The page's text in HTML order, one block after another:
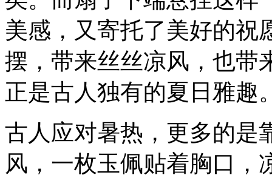
美感，又寄托了美好的祝
摆，带来丝丝凉风，也带
正是古人独有的夏日雅趣
古人应对暑热，更多的是
风，一枚玉佩贴着胸口，